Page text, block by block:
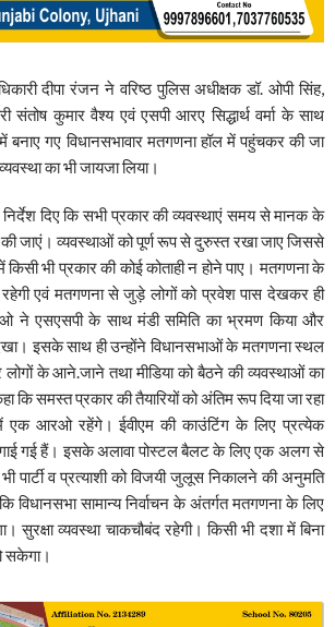
दीपा रंजन ने वरिष्ठ पुलिस अधीक्षक डॉ. ओपी सिंह,
संतोष कुमार वैश्य एवं एसपी आरए सिद्धार्थ वर्मा के साथ
बनाए गए विधानसभावार मतगणना हॉल में पहुंचकर की जा
का भी जायजा लिया।
निर्देश दिए कि सभी प्रकार की व्यवस्थाएं समय से मानक के
जाएं। व्यवस्थाओं को पूर्ण रूप से दुरुस्त रखा जाए जिससे
किसी भी प्रकार की कोई कोताही न होने पाए। मतगणना के
रहेगी एवं मतगणना से जुड़े लोगों को प्रवेश पास देखकर ही
ने एसएसपी के साथ मंडी समिति का भ्रमण किया और
इसके साथ ही उन्होंने विधानसभाओं के मतगणना स्थल
लोगों के आने.जाने तथा मीडिया को बैठने की व्यवस्थाओं का
कि समस्त प्रकार की तैयारियों को अंतिम रूप दिया जा रहा
एक आरओ रहेंगे। ईवीएम की काउंटिंग के लिए प्रत्येक
गई हैं। इसके अलावा पोस्टल बैलट के लिए एक अलग से
पार्टी व प्रत्याशी को विजयी जुलूस निकालने की अनुमति
विधानसभा सामान्य निर्वाचन के अंतर्गत मतगणना के लिए
सुरक्षा व्यवस्था चाकचौबंद रहेगी। किसी भी दशा में बिना
सकेगा।